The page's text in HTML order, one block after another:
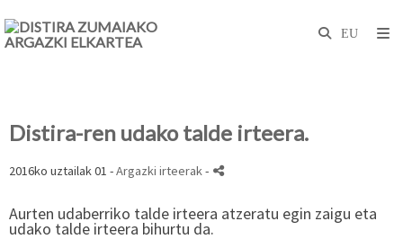
Distira-ren udako talde irteera.
2016ko uztailak 01 -Argazki irteerak-
Aurten udaberriko talde irteera atzeratu egin zaigu eta
udako talde irteera bihurtu da.